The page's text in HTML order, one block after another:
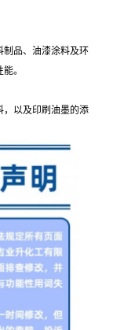
制品、油漆涂料及环
。
，以及印刷油墨的添